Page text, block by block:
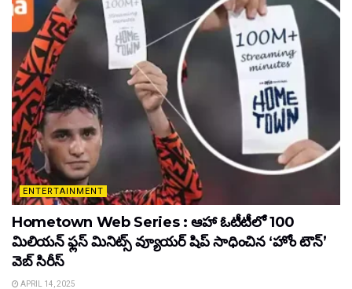
ENTERTAINMENT
Hometown Web Series : ఆహా ఓటీటీలో 100
మిలియన్ ఫ్లస్ మినిట్స్ వ్యూయర్ షిప్ సాధించిన ‘హోం టౌన్’
వెబ్ సిరీస్
APRIL 14, 2025